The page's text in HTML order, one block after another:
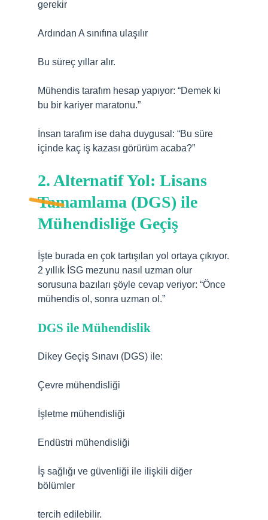
gerekir
Ardından A sınıfına ulaşılır
Bu süreç yıllar alır.
Mühendis tarafım hesap yapıyor: “Demek ki
bu bir kariyer maratonu.”
İnsan tarafım ise daha duygusal: “Bu süre
içinde kaç iş kazası görürüm acaba?”
2. Alternatif Yol: Lisans
Tamamlama (DGS) ile
Mühendisliğe Geçiş
İşte burada en çok tartışılan yol ortaya çıkıyor.
2 yıllık İSG mezunu nasıl uzman olur
sorusuna bazıları şöyle cevap veriyor: “Önce
mühendis ol, sonra uzman ol.”
DGS ile Mühendislik
Dikey Geçiş Sınavı (DGS) ile:
Çevre mühendisliği
İşletme mühendisliği
Endüstri mühendisliği
İş sağlığı ve güvenliği ile ilişkili diğer
bölümler
tercih edilebilir.